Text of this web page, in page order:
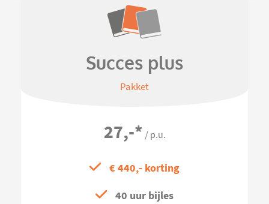
Succes plus
Pakket
27,-* / p.u.
€ 440,- korting
40 uur bijles